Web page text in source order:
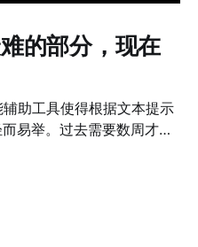
的部分，现在
助工具使得根据文本提示
易举。过去需要数周才能
而，开发应用